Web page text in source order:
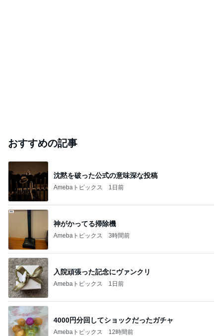
おすすめの記事
沈黙を破った公式の意味深な投稿
Amebaトピックス 1日前
神がかってる掃除機
Amebaトピックス 3時間前
入院頑張った記念にヴァンクリ
Amebaトピックス 1日前
4000円分回してショックだったガチャ
Amebaトピックス 12時間前